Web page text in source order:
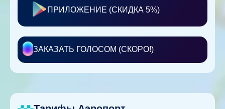
ПРИЛОЖЕНИЕ (СКИДКА 5%)
ЗАКАЗАТЬ ГОЛОСОМ (СКОРО!)